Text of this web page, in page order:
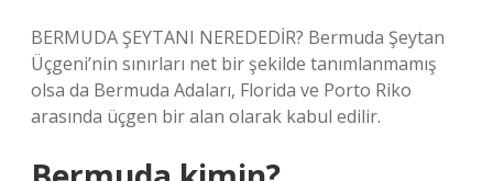
BERMUDA ŞEYTANI NEREDEDİR? Bermuda Şeytan
Üçgeni’nin sınırları net bir şekilde tanımlanmamış
olsa da Bermuda Adaları, Florida ve Porto Riko
arasında üçgen bir alan olarak kabul edilir.